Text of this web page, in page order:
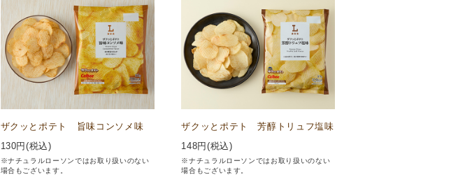
ザクッとポテト 旨味コンソメ味
130円(税込)
※ナチュラルローソンではお取り扱いのない
場合もございます。
ザクッとポテト 芳醇トリュフ塩味
148円(税込)
※ナチュラルローソンではお取り扱いのない
場合もございます。